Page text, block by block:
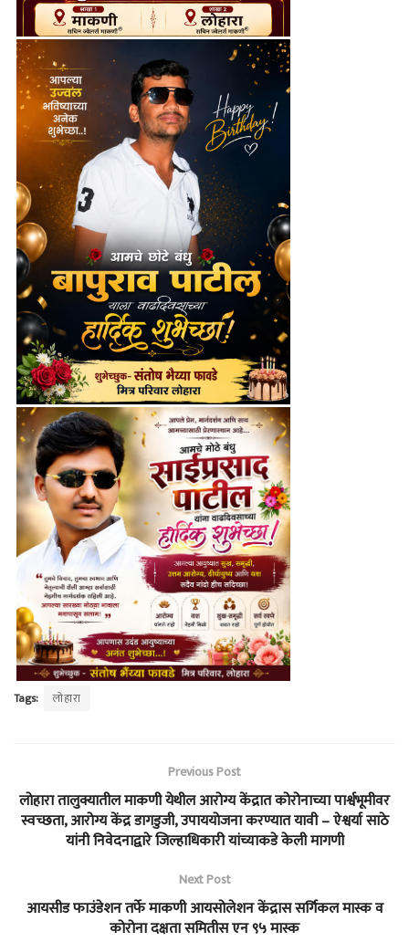
Tags: लोहारा
Previous Post
लोहारा तालुक्यातील माकणी येथील आरोग्य केंद्रात कोरोनाच्या पार्श्वभूमीवर
स्वच्छता, आरोग्य केंद्र डागडुजी, उपाययोजना करण्यात यावी – ऐश्वर्या साठे
यांनी निवेदनाद्वारे जिल्हाधिकारी यांच्याकडे केली मागणी
Next Post
आयसीड फाउंडेशन तर्फे माकणी आयसोलेशन केंद्रास सर्गिकल मास्क व
कोरोना दक्षता समितीस एन ९५ मास्क